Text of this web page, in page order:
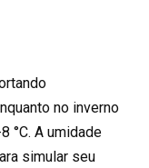
no inverno
°C. A umidade
simular seu